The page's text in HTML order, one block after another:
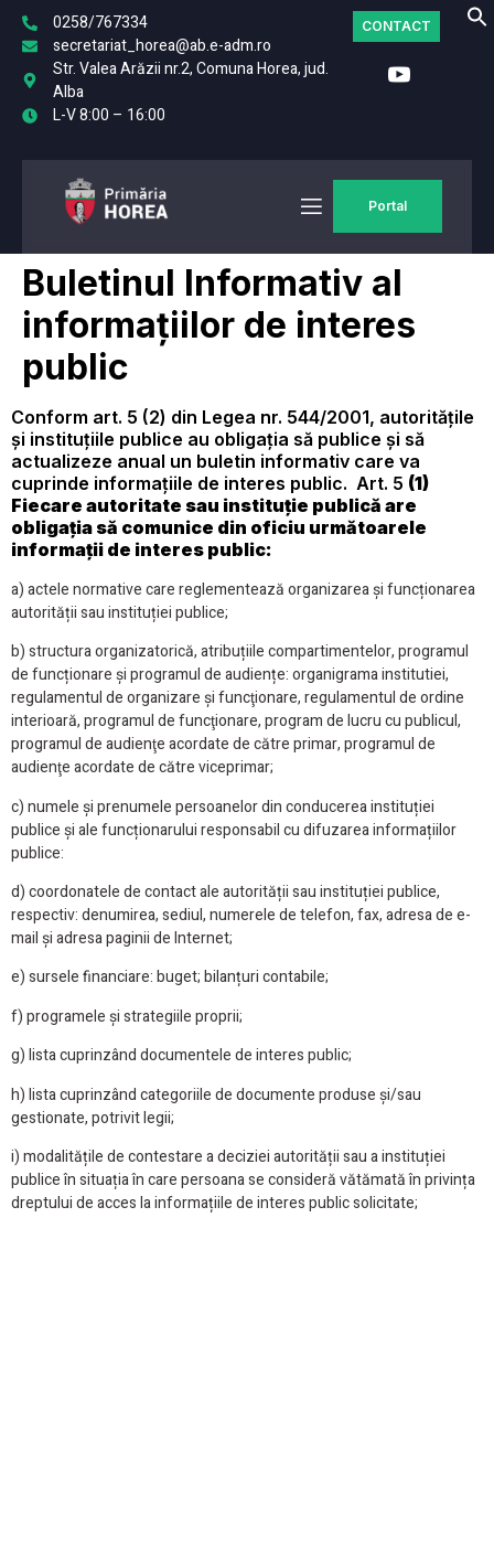
0258/767334
secretariat_horea@ab.e-adm.ro
Str. Valea Arăzii nr.2, Comuna Horea, jud.
Alba
L-V 8:00 – 16:00
CONTACT
Portal
Buletinul Informativ al
informațiilor de interes
public
Conform art. 5 (2) din Legea nr. 544/2001, autoritățile
și instituțiile publice au obligația să publice și să
actualizeze anual un buletin informativ care va
cuprinde informațiile de interes public. Art. 5 (1)
Fiecare autoritate sau instituție publică are
obligația să comunice din oficiu următoarele
informații de interes public:
a) actele normative care reglementează organizarea și funcționarea
autorității sau instituției publice;
b) structura organizatorică, atribuțiile compartimentelor, programul
de funcționare și programul de audiențe: organigrama institutiei,
regulamentul de organizare şi funcţionare, regulamentul de ordine
interioară​, programul de funcţionare, program de lucru cu publicul,
programul de audienţe acordate de către primar, programul de
audienţe acordate de către viceprimar;
c) numele şi prenumele persoanelor din conducerea instituției
publice și ale funcționarului responsabil cu difuzarea informațiilor
publice:
d) coordonatele de contact ale autorității sau instituției publice,
respectiv: denumirea, sediul, numerele de telefon, fax, adresa de e-
mail și adresa paginii de Internet;
e) sursele financiare: buget; bilanțuri contabile;
f) programele și strategiile proprii;
g) lista cuprinzând documentele de interes public;
h) lista cuprinzând categoriile de documente produse și/sau
gestionate, potrivit legii;
i) modalitățile de contestare a deciziei autorității sau a instituției
publice în situația în care persoana se consideră vătămată în privința
dreptului de acces la informațiile de interes public solicitate;